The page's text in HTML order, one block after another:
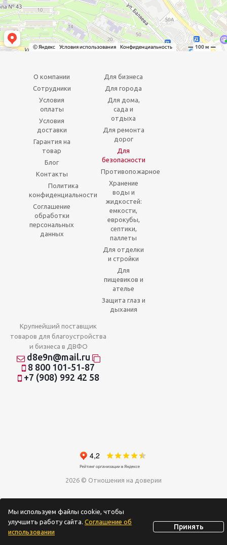
О компании
Сотрудники
Условия
оплаты
Условия
доставки
Гарантия на
товар
Блог
Контакты
Политика
конфиденциальности
Соглашение
обработки
персональных
данных
Для бизнеса
Для города
Для дома,
сада и
отдыха
Для ремонта
дорог
Для
безопасности
Противопожарное
Хранение
воды и
жидкостей:
емкости,
еврокубы,
септики,
паллеты
Для отделки
и стройки
Для
пищевиков и
ателье
Защита глаз и
дыхания
Крупнейший поставщик
товаров для благоустройства
и бизнеса в ДВФО
d8e9n@mail.ru
8 800 101-51-87
+7 (908) 992 42 58
2026 © Отношения на доверии
Мы используем файлы cookie, чтобы
улучшить работу сайта. Соглашение об
использовании
Принять